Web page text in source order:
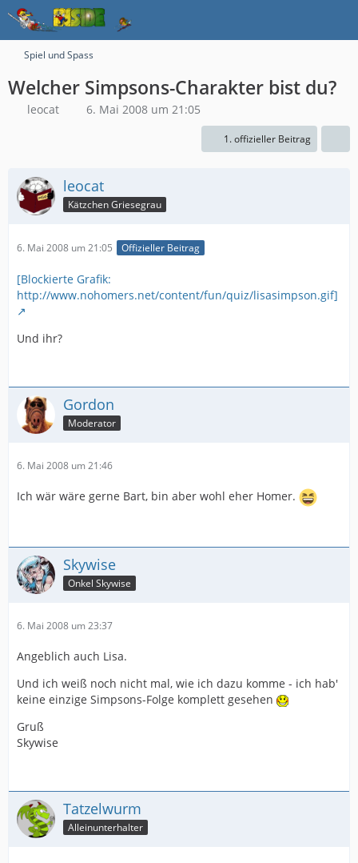
Spiel und Spass
Welcher Simpsons-Charakter bist du?
leocat 6. Mai 2008 um 21:05
1. offizieller Beitrag
leocat
Kätzchen Griesegrau
6. Mai 2008 um 21:05 Offizieller Beitrag
[Blockierte Grafik:
http://www.nohomers.net/content/fun/quiz/lisasimpson.gif]
Und ihr?
Gordon
Moderator
6. Mai 2008 um 21:46
Ich wär wäre gerne Bart, bin aber wohl eher Homer.
Skywise
Onkel Skywise
6. Mai 2008 um 23:37
Angeblich auch Lisa.
Und ich weiß noch nicht mal, wie ich dazu komme - ich hab'
keine einzige Simpsons-Folge komplett gesehen
Gruß
Skywise
Tatzelwurm
Alleinunterhalter